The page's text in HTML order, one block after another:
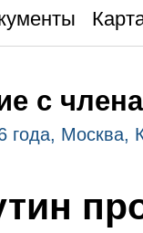
с
года, Москва,